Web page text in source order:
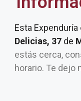
Esta
Delicias, 37 de
estás cerca,
horario. Te dejo